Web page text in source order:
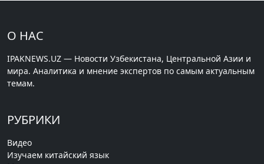
О НАС
IPAKNEWS.UZ — Новости Узбекистана, Центральной Азии и
мира. Аналитика и мнение экспертов по самым актуальным
темам.
РУБРИКИ
Видео
Изучаем китайский язык